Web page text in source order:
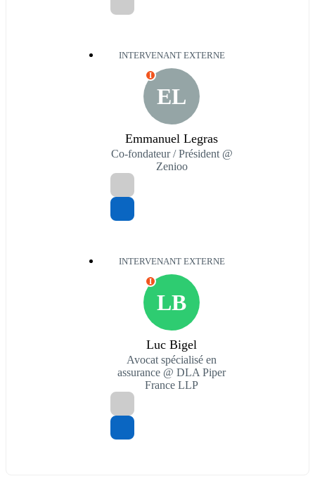
INTERVENANT EXTERNE
EL
I
Emmanuel Legras
Co-fondateur / Président @
Zenioo
INTERVENANT EXTERNE
LB
I
Luc Bigel
Avocat spécialisé en
assurance @ DLA Piper
France LLP